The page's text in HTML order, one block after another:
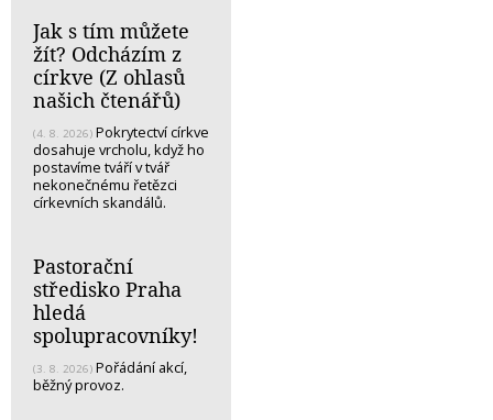
Jak s tím můžete
žít? Odcházím z
církve (Z ohlasů
našich čtenářů)
(4. 8. 2026) Pokrytectví církve
dosahuje vrcholu, když ho
postavíme tváří v tvář
nekonečnému řetězci
církevních skandálů.
Pastorační
středisko Praha
hledá
spolupracovníky!
(3. 8. 2026) Pořádání akcí,
běžný provoz.